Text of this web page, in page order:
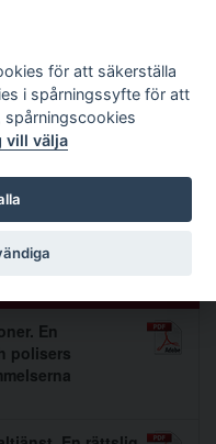
tidskrift
Sök
En
polisers
för att säkerställa
i spårningssyfte för att
spårningscookies
vill välja